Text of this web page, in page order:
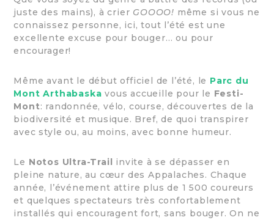
juste des mains), à crier GOOOO! même si vous ne
connaissez personne, ici, tout l’été est une
excellente excuse pour bouger… ou pour
encourager!
Même avant le début officiel de l’été, le Parc du
Mont Arthabaska vous accueille pour le Festi-
Mont: randonnée, vélo, course, découvertes de la
biodiversité et musique. Bref, de quoi transpirer
avec style ou, au moins, avec bonne humeur.
Le Notos Ultra-Trail invite à se dépasser en
pleine nature, au cœur des Appalaches. Chaque
année, l’événement attire plus de 1 500 coureurs
et quelques spectateurs très confortablement
installés qui encouragent fort, sans bouger. On ne